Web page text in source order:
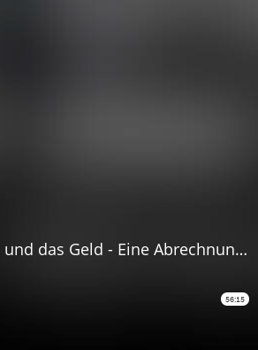
- Eine Abrechnung_ Im Gespräch mit Clemens Kuby
56:15